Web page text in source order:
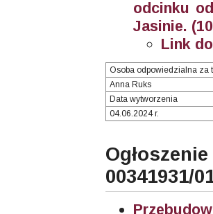
odcinku
Jasinie.
Link
Osoba odpowiedzialna za
Anna Ruks
Data wytworzenia
04.06.2024 r.
00341931/